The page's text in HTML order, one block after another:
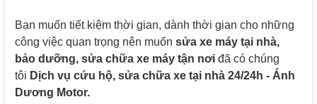
Bạn muốn tiết kiệm thời gian, dành thời gian cho những
công việc quan trọng nên muốn sửa xe máy tại nhà,
bảo dưỡng, sửa chữa xe máy tận nơi đã có chúng
tôi Dịch vụ cứu hộ, sửa chữa xe tại nhà 24/24h - Ánh
Dương Motor.